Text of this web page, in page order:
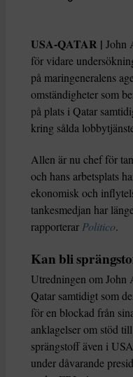
USA-QATAR | John
för vidare
på maringeneralens
omständigheter som
på plats i Qatar
kring sålda
Allen är nu chef för
och hans arbetsplats
ekonomisk och
tankesmedjan har
rapporterarPolitico.
Kan bli
Utredningen om John
Qatar samtidigt som
för en blockad från
anklagelser om stöd
sprängstoff även i
under dåvarande